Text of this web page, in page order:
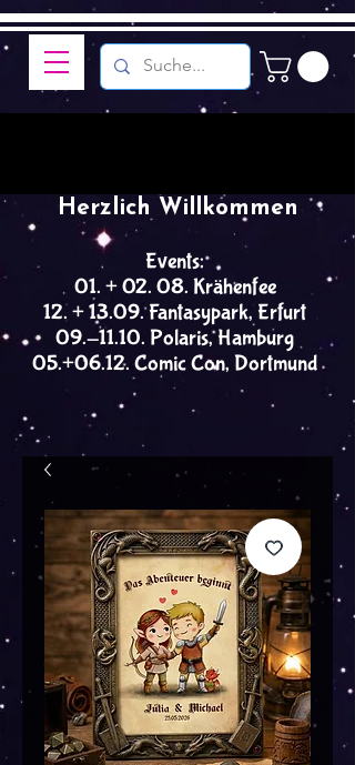
Events:
01. + 02. 08. Krähenfee
12. + 13.09. Fantasypark, Erfurt
09.-11.10. Polaris, Hamburg
05.+06.12. Comic Con, Dortmund
Herzlich Willkommen